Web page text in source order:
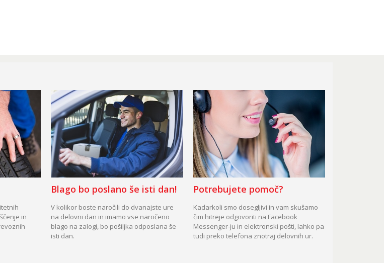
in
Blago bo poslano še isti dan!
V kolikor boste naročili do dvanajste ure
na delovni dan in imamo vse naročeno
blago na zalogi, bo pošiljka odposlana še
isti dan.
Potrebujete pomoč?
Kadarkoli smo dosegljivi in vam skušamo
čim hitreje odgovoriti na Facebook
Messenger-ju in elektronski pošti, lahko pa
tudi preko telefona znotraj delovnih ur.